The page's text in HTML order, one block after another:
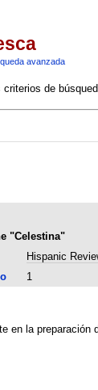
avanzada
de
"Celestina"
Hispanic
1
en la